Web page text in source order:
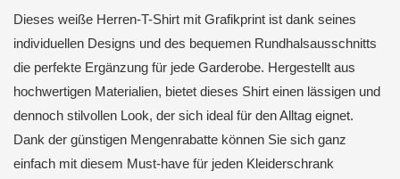
Dieses weiße Herren-T-Shirt mit Grafikprint ist dank seines
individuellen Designs und des bequemen Rundhalsausschnitts
die perfekte Ergänzung für jede Garderobe. Hergestellt aus
hochwertigen Materialien, bietet dieses Shirt einen lässigen und
dennoch stilvollen Look, der sich ideal für den Alltag eignet.
Dank der günstigen Mengenrabatte können Sie sich ganz
einfach mit diesem Must-have für jeden Kleiderschrank